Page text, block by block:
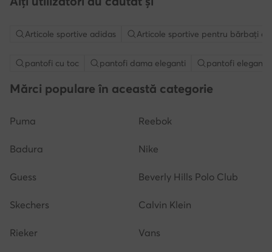
Articole sportive adidas Articole sportive pentru bărbați
pantofi cu toc pantofi dama eleganti pantofi eleganti
Mărci populare în această categorie
Puma Reebok
Badura Nike
Guess Beverly Hills Polo Club
Skechers Calvin Klein
Rieker Vans